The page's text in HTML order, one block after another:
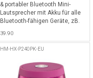
& portabler Bluetooth Mini-
Lautsprecher mit Akku für alle
Bluetooth-fähigen Geräte, zB.
39.90
HM-HX-P240PK-EU